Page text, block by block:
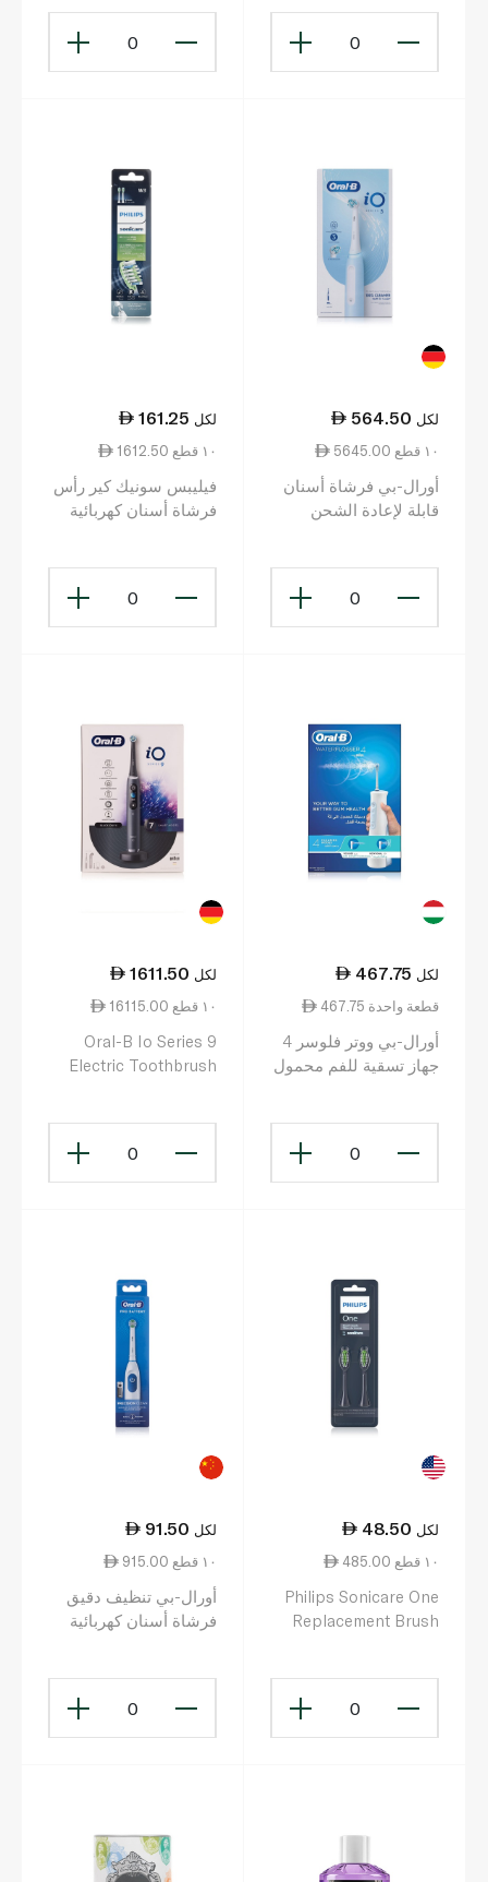
0
0
564.50 لكل
5645.00 ١٠ قطع
أورال-بي فرشاة أسنان
قابلة لإعادة الشحن
0
161.25 لكل
1612.50 ١٠ قطع
فيليبس سونيك كير رأس
فرشاة أسنان كهربائية
0
467.75 لكل
467.75 قطعة واحدة
أورال-بي ووتر فلوسر 4
جهاز تسقية للفم محمول
0
1611.50 لكل
16115.00 ١٠ قطع
Oral-B Io Series 9
Electric Toothbrush
0
48.50 لكل
485.00 ١٠ قطع
Philips Sonicare One
Replacement Brush
0
91.50 لكل
915.00 ١٠ قطع
أورال-بي تنظيف دقيق
فرشاة أسنان كهربائية
0